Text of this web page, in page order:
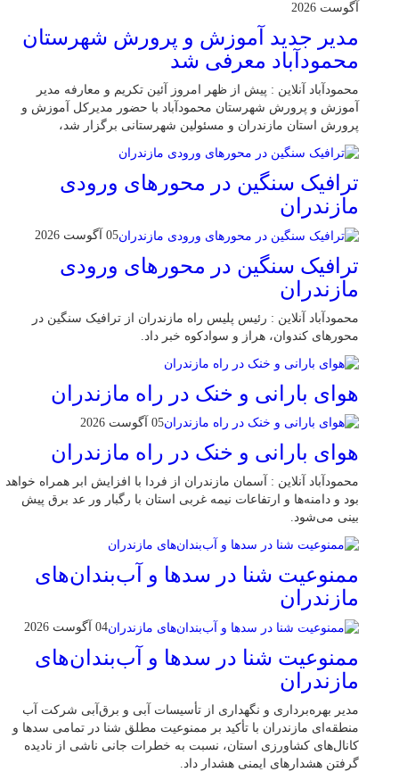
آگوست 2026
مدیر جدید آموزش و پرورش شهرستان
محمودآباد معرفی شد
محمودآباد آنلاین : پیش از ظهر امروز آئین تکریم و معارفه مدیر
آموزش و پرورش شهرستان محمودآباد با حضور مدیرکل آموزش و
پرورش استان مازندران و مسئولین شهرستانی برگزار شد،
ترافیک سنگین در محور‌های ورودی
مازندران
05 آگوست 2026
ترافیک سنگین در محور‌های ورودی
مازندران
محمودآباد آنلاین : رئیس پلیس راه مازندران از ترافیک سنگین در
محور‌های کندوان، هراز و سوادکوه خبر داد.
هوای بارانی و خنک در راه مازندران
05 آگوست 2026
هوای بارانی و خنک در راه مازندران
محمودآباد آنلاین : آسمان مازندران از فردا با افزایش ابر همراه خواهد
بود و دامنه‌ها و ارتفاعات نیمه غربی استان با رگبار ور عد برق پیش
بینی می‌شود.
ممنوعیت شنا در سدها و آب‌بندان‌‌های
مازندران
04 آگوست 2026
ممنوعیت شنا در سدها و آب‌بندان‌‌های
مازندران
مدیر بهره‌برداری و نگهداری از تأسیسات آبی و برق‌آبی شرکت آب
منطقه‌ای مازندران با تأکید بر ممنوعیت مطلق شنا در تمامی سدها و
کانال‌های کشاورزی استان، نسبت به خطرات جانی ناشی از نادیده
گرفتن هشدارهای ایمنی هشدار داد.